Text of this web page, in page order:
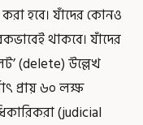
করা হবে। যাঁদের কোনও
থাকবে। যাঁদের
(delete) উল্লেখ
প্রায় ৬০ লক্ষ
(judicial